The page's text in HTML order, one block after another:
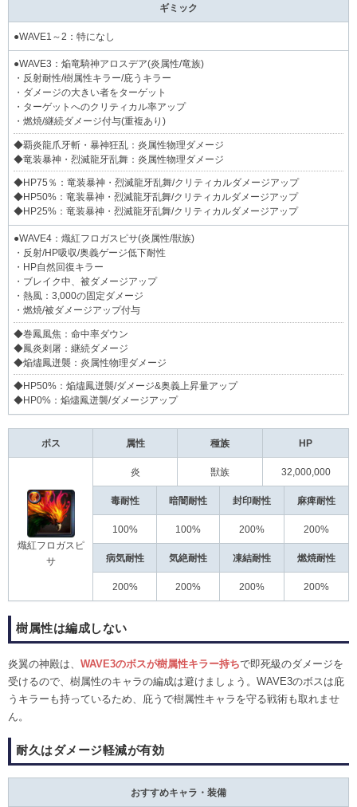
ギミック
●WAVE1～2：特になし
●WAVE3：焔竜騎神アロスデア(炎属性/竜族)
・反射耐性/樹属性キラー/庇うキラー
・ダメージの大きい者をターゲット
・ターゲットへのクリティカル率アップ
・燃焼/継続ダメージ付与(重複あり)
◆覇炎龍爪牙斬・暴神狂乱：炎属性物理ダメージ
◆竜装暴神・烈滅龍牙乱舞：炎属性物理ダメージ
◆HP75％：竜装暴神・烈滅龍牙乱舞/クリティカルダメージアップ
◆HP50%：竜装暴神・烈滅龍牙乱舞/クリティカルダメージアップ
◆HP25%：竜装暴神・烈滅龍牙乱舞/クリティカルダメージアップ
●WAVE4：熾紅フロガスピサ(炎属性/獣族)
・反射/HP吸収/奥義ゲージ低下耐性
・HP自然回復キラー
・ブレイク中、被ダメージアップ
・熱風：3,000の固定ダメージ
・燃焼/被ダメージアップ付与
◆巻鳳風焦：命中率ダウン
◆鳳炎刺屠：継続ダメージ
◆焔燼鳳迸襲：炎属性物理ダメージ
◆HP50%：焔燼鳳迸襲/ダメージ&奥義上昇量アップ
◆HP0%：焔燼鳳迸襲/ダメージアップ
ボス 属性 種族 HP
熾紅フロガスピ
サ
炎 獣族 32,000,000
毒耐性 暗闇耐性 封印耐性 麻痺耐性
100% 100% 200% 200%
病気耐性 気絶耐性 凍結耐性 燃焼耐性
200% 200% 200% 200%
樹属性は編成しない
炎翼の神殿は、 WAVE3のボスが樹属性キラー持ちで即死級のダメージを
受けるので、樹属性のキャラの編成は避けましょう。WAVE3のボスは庇
うキラーも持っているため、庇うで樹属性キャラを守る戦術も取れませ
ん。
耐久はダメージ軽減が有効
おすすめキャラ・装備